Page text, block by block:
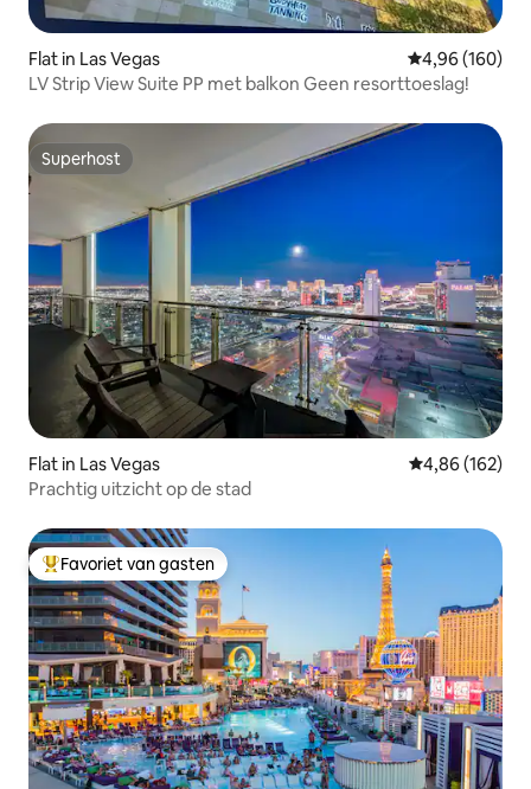
Flat in Las Vegas Gemiddelde
4,96 (160)
LV Strip View Suite PP met balkon Geen resorttoeslag!
Superhost
Superhost
Flat in Las Vegas Gemiddelde
4,86 (162)
Prachtig uitzicht op de stad
Topfavoriet van gasten
Favoriet van gasten